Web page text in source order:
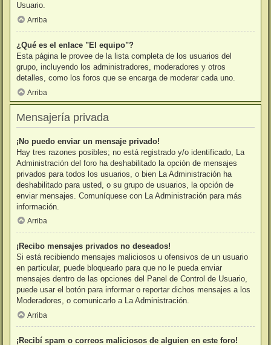
Usuario.
Arriba
¿Qué es el enlace "El equipo"?
Esta página le provee de la lista completa de los usuarios del
grupo, incluyendo los administradores, moderadores y otros
detalles, como los foros que se encarga de moderar cada uno.
Arriba
Mensajería privada
¡No puedo enviar un mensaje privado!
Hay tres razones posibles; no está registrado y/o identificado, La
Administración del foro ha deshabilitado la opción de mensajes
privados para todos los usuarios, o bien La Administración ha
deshabilitado para usted, o su grupo de usuarios, la opción de
enviar mensajes. Comuníquese con La Administración para más
información.
Arriba
¡Recibo mensajes privados no deseados!
Si está recibiendo mensajes maliciosos u ofensivos de un usuario
en particular, puede bloquearlo para que no le pueda enviar
mensajes dentro de las opciones del Panel de Control de Usuario,
puede usar el botón para informar o reportar dichos mensajes a los
Moderadores, o comunicarlo a La Administración.
Arriba
¡Recibí spam o correos maliciosos de alguien en este foro!